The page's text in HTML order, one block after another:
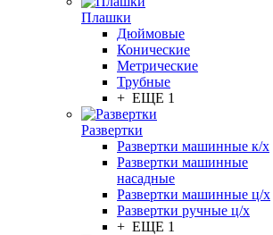
Плашки
Дюймовые
Конические
Метрические
Трубные
+ ЕЩЕ 1
Развертки
Развертки машинные к/х
Развертки машинные
насадные
Развертки машинные ц/х
Развертки ручные ц/х
+ ЕЩЕ 1